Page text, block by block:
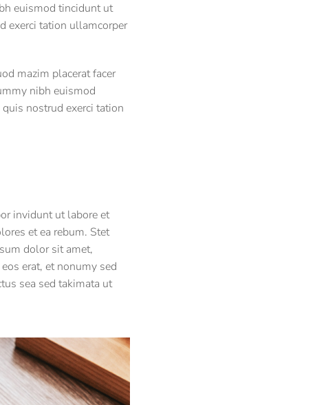
euismod tincidunt ut
exerci tation ullamcorper
mazim placerat facer
nibh euismod
nostrud exerci tation
invidunt ut labore et
et ea rebum. Stet
dolor sit amet,
erat, et nonumy sed
sea sed takimata ut